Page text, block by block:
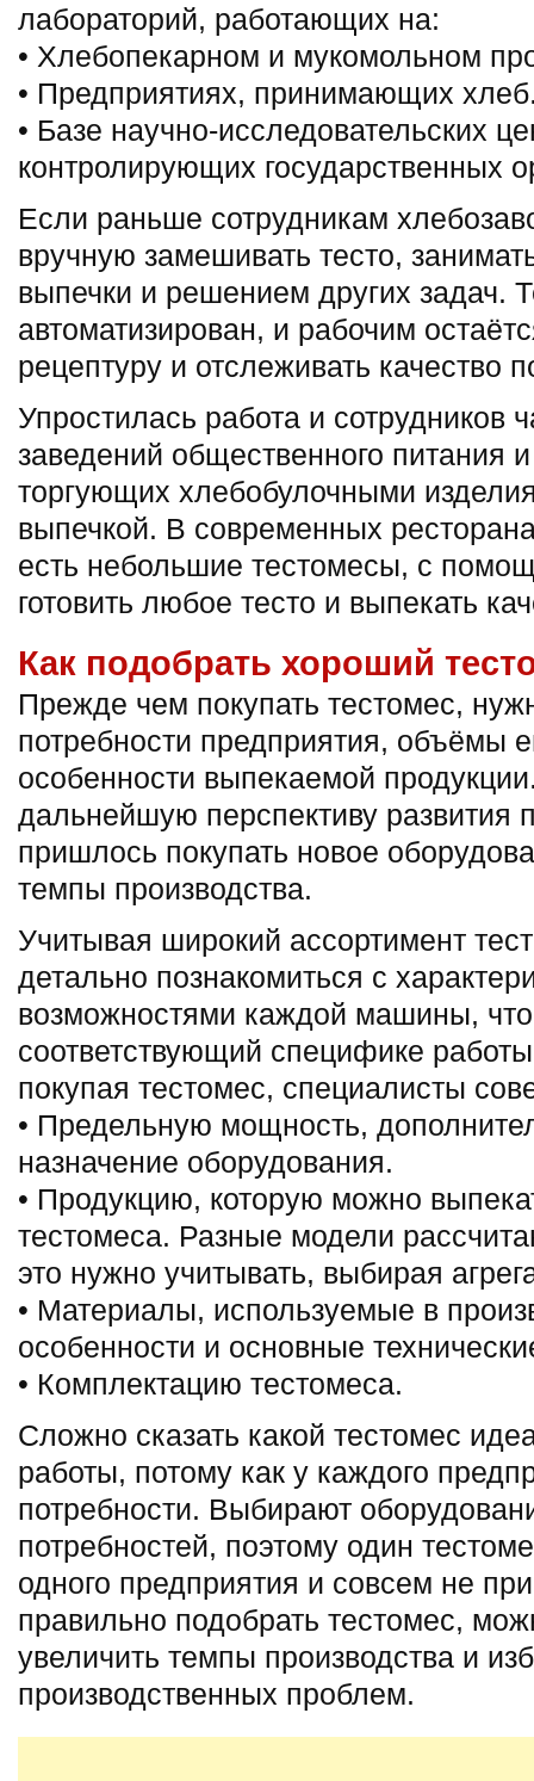
лабораторий, работающих на:
• Хлебопекарном и мукомольном
• Предприятиях, принимающих
• Базе научно-исследовательских
контролирующих государственных
Если раньше сотрудникам
вручную замешивать тесто,
выпечки и решением других задач.
автоматизирован, и рабочим
рецептуру и отслеживать качество
Упростилась работа и сотрудников
заведений общественного питания
торгующих хлебобулочными
выпечкой. В современных
есть небольшие тестомесы, с
готовить любое тесто и выпекать
Как подобрать хороший
Прежде чем покупать тестомес,
потребности предприятия, объёмы
особенности выпекаемой
дальнейшую перспективу развития
пришлось покупать новое
темпы производства.
Учитывая широкий ассортимент
детально познакомиться с
возможностями каждой машины,
соответствующий специфике работы
покупая тестомес, специалисты
• Предельную мощность,
назначение оборудования.
• Продукцию, которую можно
тестомеса. Разные модели
это нужно учитывать, выбирая
• Материалы, используемые в
особенности и основные
• Комплектацию тестомеса.
Сложно сказать какой тестомес
работы, потому как у каждого
потребности. Выбирают
потребностей, поэтому один
одного предприятия и совсем не
правильно подобрать тестомес,
увеличить темпы производства и
производственных проблем.